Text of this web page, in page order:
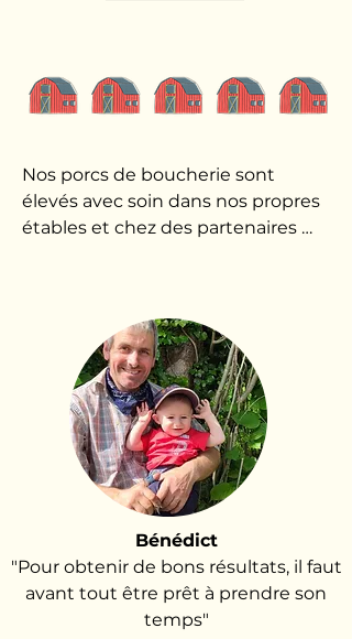
Nos porcs de boucherie sont
élevés avec soin dans nos propres
étables et chez des partenaires
origine uniforme et une
alimentation contrôlée, nous
garantissons une qualité
constante. Grâce à un processus
de suivi rigoureux, nous
préservons non seulement une
santé animale optimale, mais
également une traçabilité
excellente, de la ferme au produit
final.
Bénédict
"Pour obtenir de bons résultats, il faut
avant tout être prêt à prendre son
temps"